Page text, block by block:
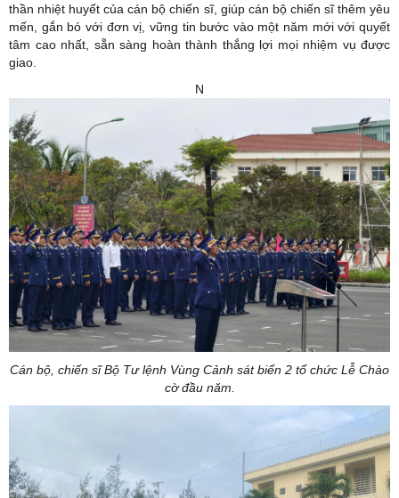
thần nhiệt huyết của cán bộ chiến sĩ, giúp cán bộ chiến sĩ thêm yêu
mến, gắn bó với đơn vị, vững tin bước vào một năm mới với quyết
tâm cao nhất, sẵn sàng hoàn thành thắng lợi mọi nhiệm vụ được
giao.
N
Cán bộ, chiến sĩ Bộ Tư lệnh Vùng Cảnh sát biển 2 tổ chức Lễ Chào
cờ đầu năm.